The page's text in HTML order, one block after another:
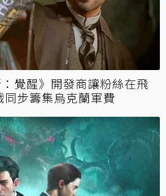
：覺醒》開發商讓粉絲在飛
步籌集烏克蘭軍費